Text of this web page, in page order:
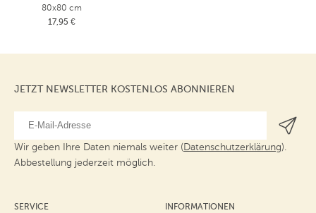
80x80 cm
17,95 €
JETZT NEWSLETTER KOSTENLOS ABONNIEREN
Wir geben Ihre Daten niemals weiter (Datenschutzerklärung).
Abbestellung jederzeit möglich.
SERVICE INFORMATIONEN